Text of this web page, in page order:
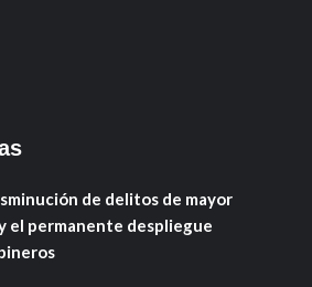
de delitos de mayor
el permanente despliegue